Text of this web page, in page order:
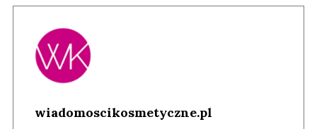
wiadomoscikosmetyczne.pl